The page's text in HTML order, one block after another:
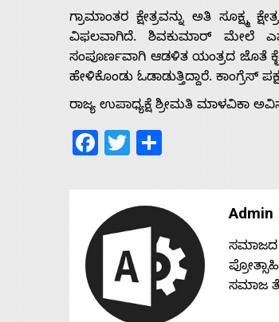
ಗ್ರಾಮಾಂತರ ಕ್ಷೇತ್ರವನ್ನು ಅತಿ
ವಿಫಲವಾಗಿದೆ. ಶಿವಕುಮಾರ್ ಮೇಲೆ
ಸಂಪೂರ್ಣವಾಗಿ ಆಡಳಿತ ಯಂತ್ರದ ಜೊತೆ
ಹೇಳಿಕೊಂಡು ಓಡಾಡುತ್ತಿದ್ದಾರೆ.
ರಾಜ್ಯ ಉಪಾಧ್ಯಕ್ಷೆ ಶ್ರೀಮತಿ ಮಾಳವಿಕಾ
Facebook
Twitter
Admin
ಸಮಾಜದ
ಸಮಾಜ